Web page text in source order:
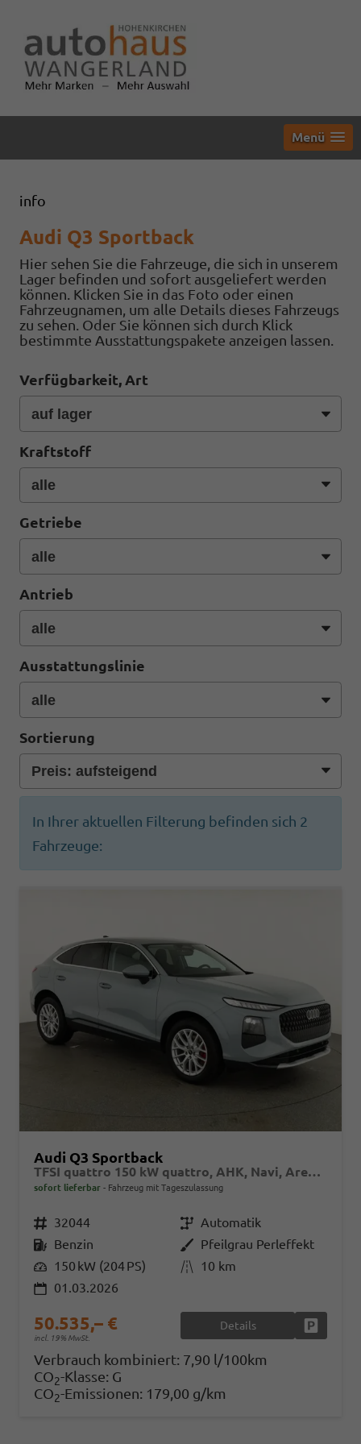
Menü
info
Audi Q3 Sportback
Hier sehen Sie die Fahrzeuge, die sich in unserem
Lager befinden und sofort ausgeliefert werden
können. Klicken Sie in das Foto oder einen
Fahrzeugnamen, um alle Details dieses Fahrzeugs
zu sehen. Oder Sie können sich durch Klick
bestimmte Ausstattungspakete anzeigen lassen.
Verfügbarkeit, Art
Kraftstoff
Getriebe
Antrieb
Ausstattungslinie
Sortierung
In Ihrer aktuellen Filterung befinden sich 2
Fahrzeuge:
Audi Q3 Sportback
TFSI quattro 150 kW quattro, AHK, Navi, AreaView, Side, Sound, Winter, 18-Zoll
sofort lieferbar Fahrzeug mit Tageszulassung
Fahrzeugnr. 32044 GetriebeAutomatik
Kraftstoff Benzin AußenfarbePfeilgrau Perleffekt
Leistung 150 kW (204 PS) Kilometerstand 10 km
01.03.2026
50.535,– €
incl. 19% MwSt.
Details
Verbrauch kombiniert: 7,90 l/100km
CO2-Klasse: G
CO2-Emissionen: 179,00 g/km